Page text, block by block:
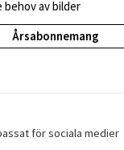
behov av bilder
Årsabonnemang
för sociala medier